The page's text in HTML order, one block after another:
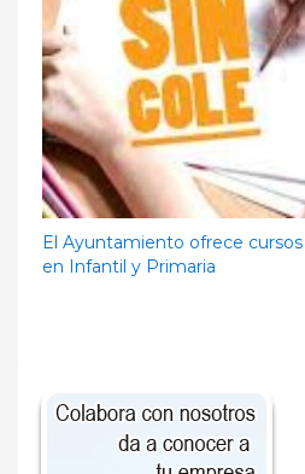
El Ayuntamiento ofrece cursos
en Infantil y Primaria